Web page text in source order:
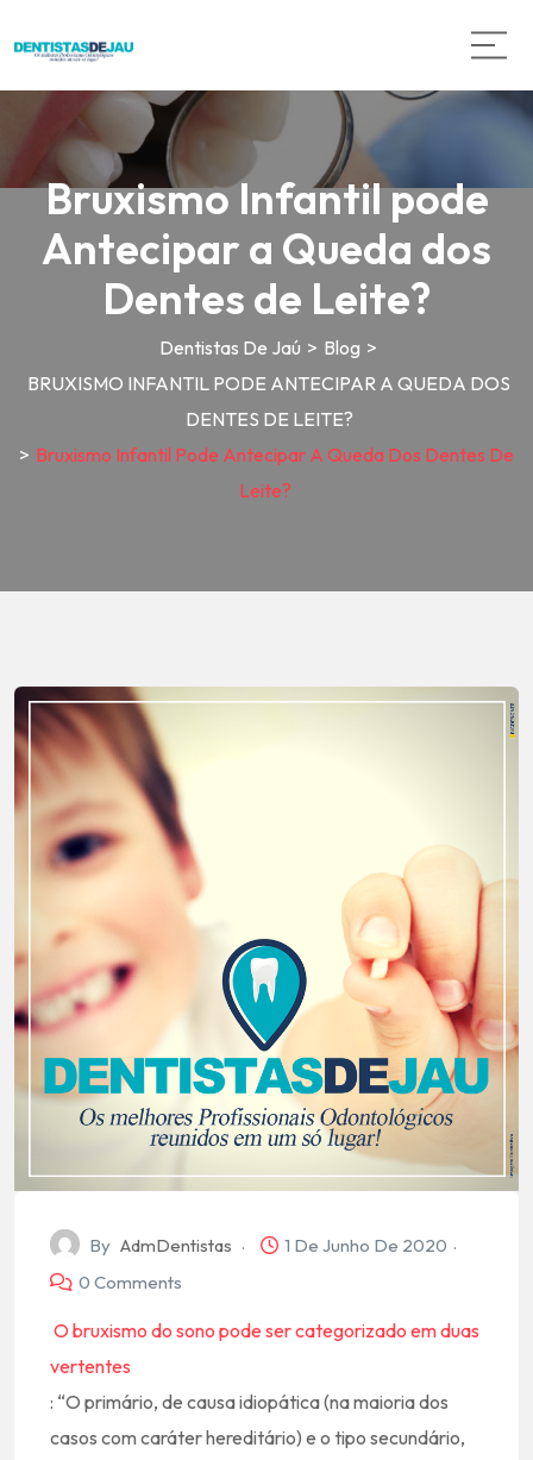
Bruxismo Infantil pode
Antecipar a Queda dos
Dentes de Leite?
Dentistas De Jaú > Blog >
BRUXISMO INFANTIL PODE ANTECIPAR A QUEDA DOS
DENTES DE LEITE?
> Bruxismo Infantil Pode Antecipar A Queda Dos Dentes De
Leite?
By AdmDentistas
1 De Junho De 2020
0 Comments
O bruxismo do sono pode ser categorizado em duas
vertentes
: “O primário, de causa idiopática (na maioria dos
casos com caráter hereditário) e o tipo secundário,